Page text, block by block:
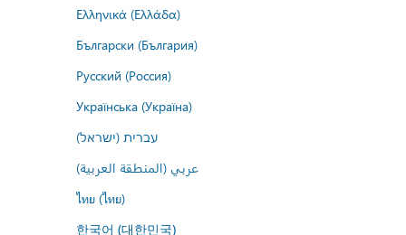
Ελληνικά (Ελλάδα)
Български (България)
Русский (Россия)
Українська (Україна)
עברית (ישראל)
عربي (المنطقة العربية)
ไทย (ไทย)
한국어 (대한민국)